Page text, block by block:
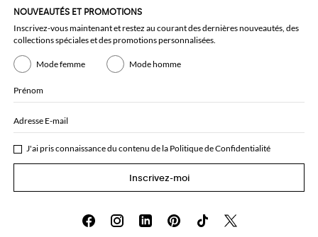
NOUVEAUTÉS ET PROMOTIONS
Inscrivez-vous maintenant et restez au courant des dernières nouveautés, des
collections spéciales et des promotions personnalisées.
Mode femme Mode homme
Prénom
Adresse E-mail
J'ai pris connaissance du contenu de la Politique de Confidentialité
Inscrivez-moi